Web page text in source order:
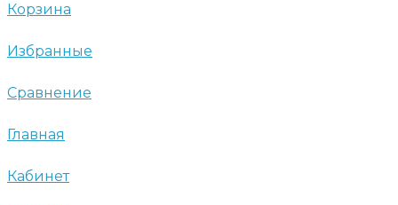
Корзина
Избранные
Сравнение
Главная
Кабинет